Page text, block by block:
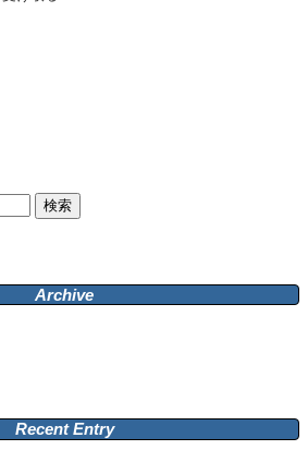
Archive
Recent Entry